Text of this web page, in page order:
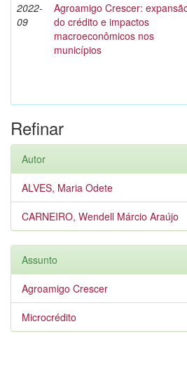
2022-
09
Agroamigo Crescer:
do crédito e impactos
macroeconômicos nos
municípios
Refinar
Autor
ALVES, Maria Odete
CARNEIRO, Wendell Márcio Araújo
Assunto
Agroamigo Crescer
Microcrédito